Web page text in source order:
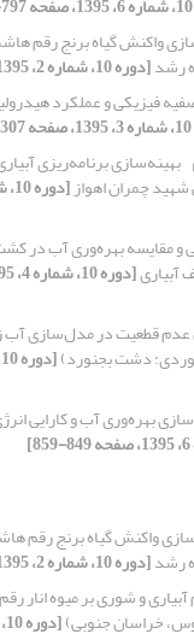
واکنش گیاه برنج رقم
رشد[دوره 10، شماره 2، 1395، صفحه 168-176]
فیزیکی و عملکرد
بهینه‌سازی برنامه‌ریزی
چمران اهواز
و مقایسه بهره‌وری آب در
آبیاری
قطعیت در مدل‌سازی آب
بهره‌وری آب و کارایی
واکنش گیاه برنج رقم
رشد[دوره 10، شماره 2، 1395، صفحه 168-176]
آبیاری و شوری بر میوه انار
خراسان جنوبی)